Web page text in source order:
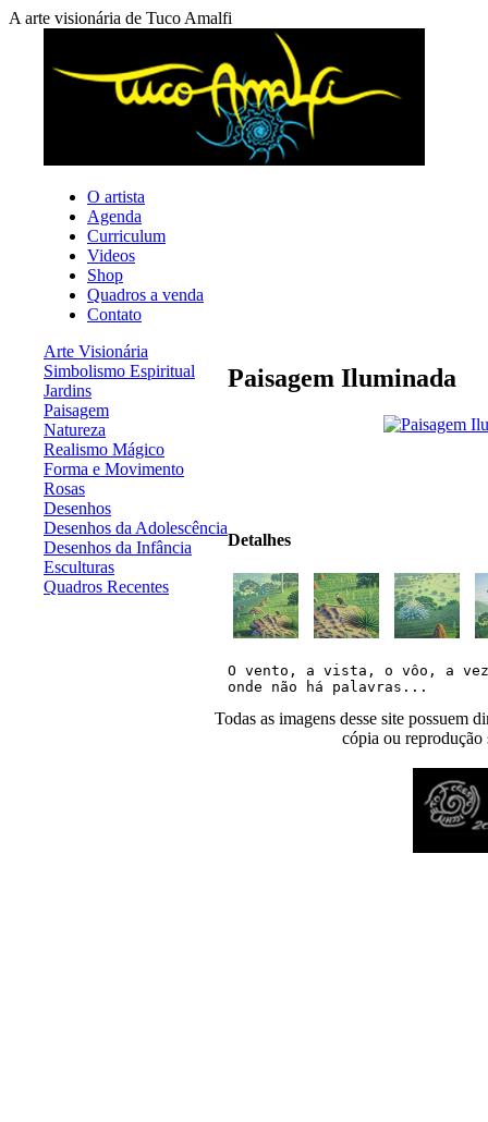
A arte visionária de Tuco Amalfi
O artista
Agenda
Curriculum
Videos
Shop
Quadros a venda
Contato
Arte Visionária
Simbolismo Espiritual
Jardins
Paisagem
Natureza
Realismo Mágico
Forma e Movimento
Rosas
Desenhos
Desenhos da Adolescência
Desenhos da Infância
Esculturas
Quadros Recentes
Paisagem Iluminada
Detalhes
O vento, a vista, o vôo, a
Todas as imagens desse site possuem
cópia ou reprodução